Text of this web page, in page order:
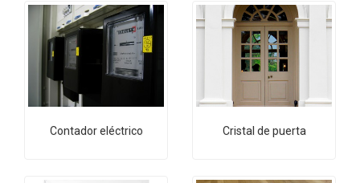
Contador eléctrico Cristal de puerta